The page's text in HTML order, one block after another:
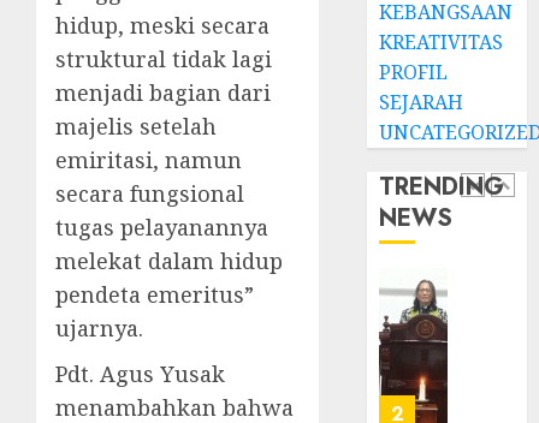
hidup, meski secara
struktural tidak lagi
menjadi bagian dari
majelis setelah
emiritasi, namun
secara fungsional
tugas pelayanannya
melekat dalam hidup
pendeta emeritus”
ujarnya.
Pdt. Agus Yusak
menambahkan bahwa
KEBANGSAAN
KREATIVITAS
PROFIL
SEJARAH
TRENDING
NEWS
1
2026
GKJ
ke
Taman
2
Firman
di
3